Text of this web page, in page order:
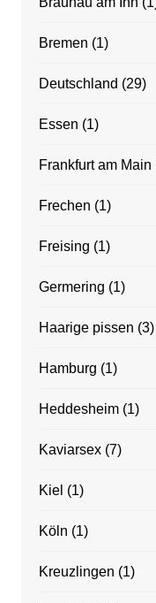
Bremen (1)
Deutschland (29)
Essen (1)
Frankfurt am Main
Frechen (1)
Freising (1)
Germering (1)
Haarige pissen (3)
Hamburg (1)
Heddesheim(1)
Kaviarsex(7)
Kiel (1)
Köln (1)
Kreuzlingen (1)